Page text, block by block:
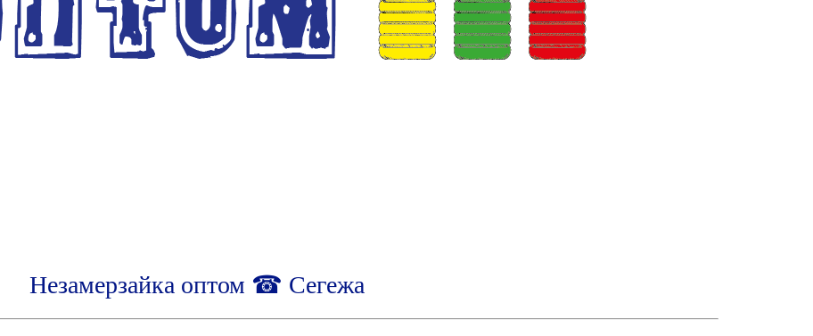
Незамерзайка оптом ☎ Сегежа